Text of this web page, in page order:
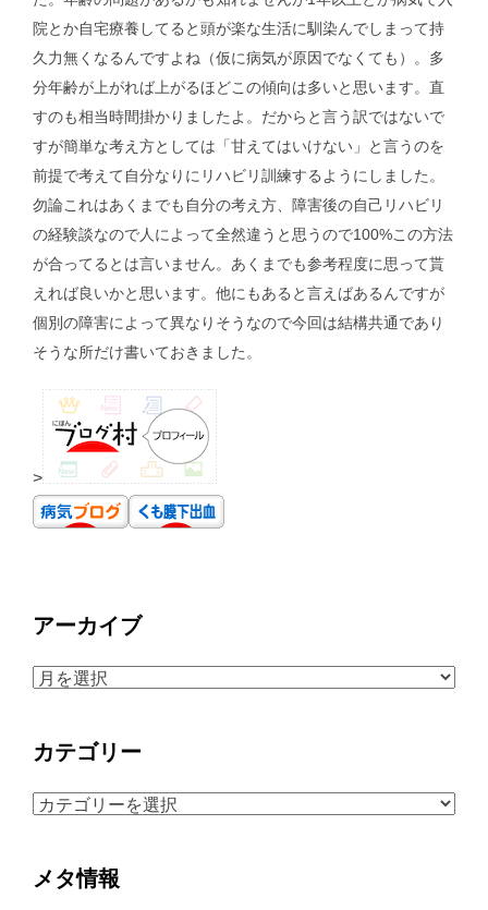
院とか自宅療養してると頭が楽な生活に馴染んでしまって持
久力無くなるんですよね（仮に病気が原因でなくても）。多
分年齢が上がれば上がるほどこの傾向は多いと思います。直
すのも相当時間掛かりましたよ。だからと言う訳ではないで
すが簡単な考え方としては「甘えてはいけない」と言うのを
前提で考えて自分なりにリハビリ訓練するようにしました。
勿論これはあくまでも自分の考え方、障害後の自己リハビリ
の経験談なので人によって全然違うと思うので100%この方法
が合ってるとは言いません。あくまでも参考程度に思って貰
えれば良いかと思います。他にもあると言えばあるんですが
個別の障害によって異なりそうなので今回は結構共通であり
そうな所だけ書いておきました。
>
アーカイブ
ア
ブ
カテゴリー
カ
メタ情報